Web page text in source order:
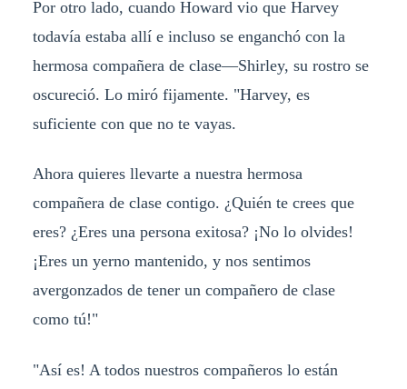
Por otro lado, cuando Howard vio que Harvey
todavía estaba allí e incluso se enganchó con la
hermosa compañera de clase—Shirley, su rostro se
oscureció. Lo miró fijamente. "Harvey, es
suficiente con que no te vayas.
Ahora quieres llevarte a nuestra hermosa
compañera de clase contigo. ¿Quién te crees que
eres? ¿Eres una persona exitosa? ¡No lo olvides!
¡Eres un yerno mantenido, y nos sentimos
avergonzados de tener un compañero de clase
como tú!"
"Así es! A todos nuestros compañeros lo están